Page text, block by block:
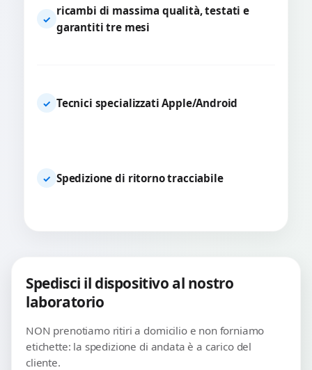
✓
ricambi di massima qualità, testati e
garantiti tre mesi
✓ Tecnici specializzati Apple/Android
✓ Spedizione di ritorno tracciabile
Spedisci il dispositivo al nostro
laboratorio
NON prenotiamo ritiri a domicilio e non forniamo
etichette: la spedizione di andata è a carico del
cliente.